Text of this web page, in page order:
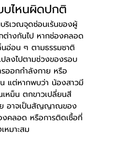
ไหนผิดปกติ
ริเวณจุดซ่อนเร้นของผู้
างกันไป หากช่องคลอด
อ่อน ๆ ตามธรรมชาติ
ลงไปตามช่วงของรอบ
ออกกำลังกาย หรือ
แต่หากพบว่า น้องสาวมี
หม็น ตกขาวเปลี่ยนสี
อาจเป็นสัญญาณของ
งคลอด หรือการติดเชื้อที่
หมาะสม